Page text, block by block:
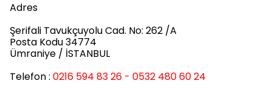
Adres
Şerifali Tavukçuyolu Cad. No: 262 /A
Posta Kodu 34774
Ümraniye / İSTANBUL
Telefon : 0216 594 83 26 - 0532 480 60 24